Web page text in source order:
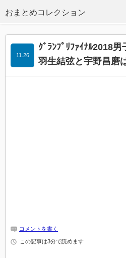
ｸﾞﾗﾝﾌﾟﾘﾌｧｲﾅﾙ2018
羽生結弦と宇野昌磨
11.26
コメントを書く
この記事は3分で読めます